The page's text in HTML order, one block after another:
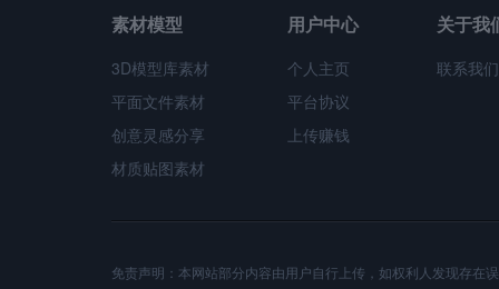
素材模型
3D模型库素材
平面文件素材
创意灵感分享
材质贴图素材
用户中心
个人主页
平台协议
上传赚钱
关于我
联系我们
免责声明：本网站部分内容由用户自行上传，如权利人发现存在